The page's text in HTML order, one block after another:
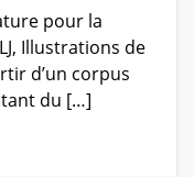
pour la
Illustrations de
d’un corpus
du […]